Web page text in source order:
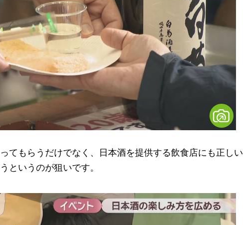
てもらうだけでなく、日本酒を提供する飲食店にも正しい
というのが狙いです。